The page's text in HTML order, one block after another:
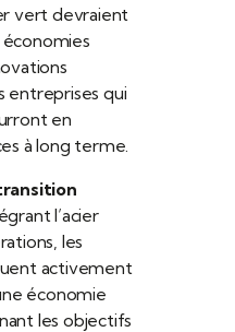
vert devraient
entreprises qui
en
à long terme.
l’acier
les
activement
économie
les objectifs